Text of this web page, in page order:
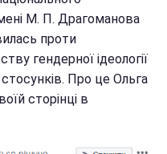
М. П. Драгоманова
проти
гендерної ідеології
Про це Ольга
сторінці в